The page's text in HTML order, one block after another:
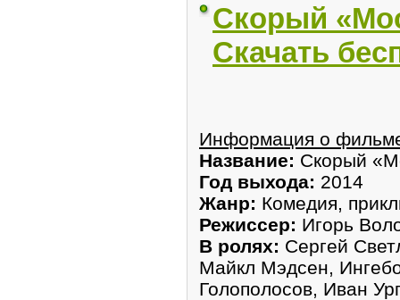
Скорый
Скачать
Информация о
Название: Скорый
Год выхода: 2014
Жанр: Комедия,
Режиссер: Игорь
В ролях: Сергей
Майкл Мэдсен,
Голополосов, Иван